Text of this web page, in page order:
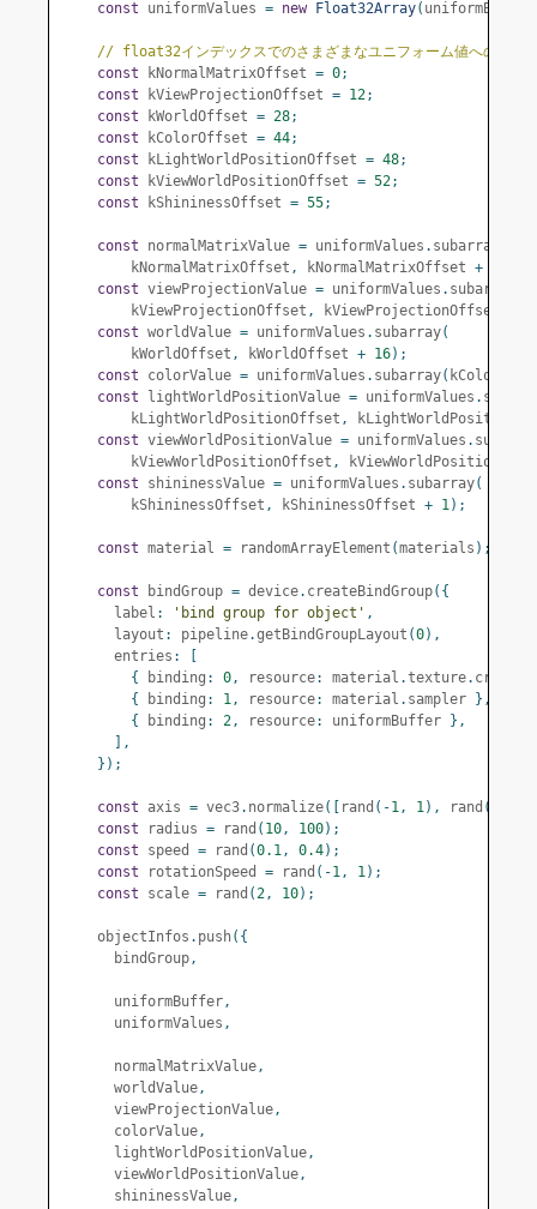
const uniformValues = new Float32Array(
// float32インデックスでのさまざまなユニフォーム値へのオフ
const kNormalMatrixOffset = 0;
const kViewProjectionOffset = 12;
const kWorldOffset = 28;
const kColorOffset = 44;
const kLightWorldPositionOffset = 48;
const kViewWorldPositionOffset = 52;
const kShininessOffset = 55;
const normalMatrixValue = uniformValues . subarray
        kNormalMatrixOffset
, kNormalMatrixOffset +
const viewProjectionValue = uniformValues . subarray
        kViewProjectionOffset
, kViewProjectionOffset
const worldValue = uniformValues . subarray(
        kWorldOffset
, kWorldOffset + 16);
const colorValue = uniformValues . subarray(
const lightWorldPositionValue = uniformValues .
        kLightWorldPositionOffset
,
const viewWorldPositionValue = uniformValues .
        kViewWorldPositionOffset
,
const shininessValue = uniformValues . subarray(
        kShininessOffset
, kShininessOffset + 1);
const material = randomArrayElement (materials );
const bindGroup = device. createBindGroup({
      label
: 'bind group for object' ,
      layout
: pipeline.getBindGroupLayout (0),
      entries
:
{
binding : 0, resource: material .texture.
{
binding : 1, resource: material . sampler
},
{
binding : 2, resource: uniformBuffer
},
],
});
const axis = vec3. normalize([ rand (-1, 1), rand (-
const radius = rand ( 10, 100);
const speed = rand (0.1, 0.4);
const rotationSpeed = rand (-1, 1);
const scale = rand (2, 10);
    objectInfos
. push({
      bindGroup
,
      uniformBuffer
,
      uniformValues
,
      normalMatrixValue
,
      worldValue
,
      viewProjectionValue
,
      colorValue
,
      lightWorldPositionValue
,
      viewWorldPositionValue
,
      shininessValue
,